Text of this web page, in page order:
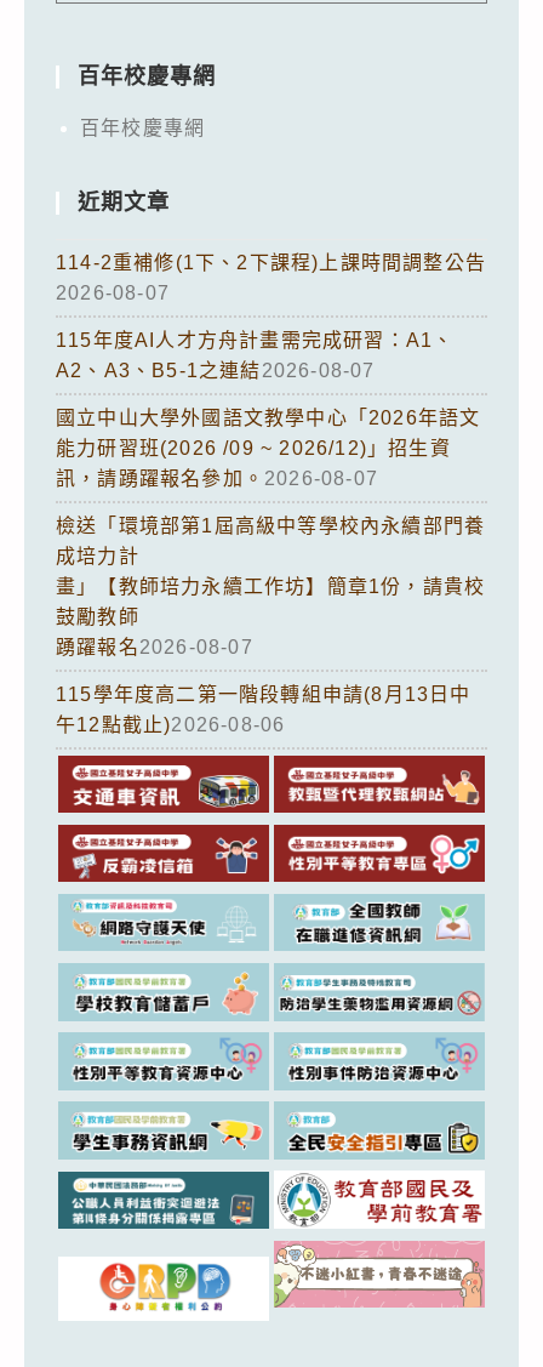
百年校慶專網
百年校慶專網
近期文章
114-2重補修(1下、2下課程)上課時間調整公告
2026-08-07
115年度AI人才方舟計畫需完成研習：A1、
A2、A3、B5-1之連結2026-08-07
國立中山大學外國語文教學中心「2026年語文
能力研習班(2026 /09 ~ 2026/12)」招生資
訊，請踴躍報名參加。 2026-08-07
檢送「環境部第1屆高級中等學校內永續部門養
成培力計
畫」【教師培力永續工作坊】簡章1份，請貴校
鼓勵教師
踴躍報名2026-08-07
115學年度高二第一階段轉組申請(8月13日中
午12點截止)2026-08-06